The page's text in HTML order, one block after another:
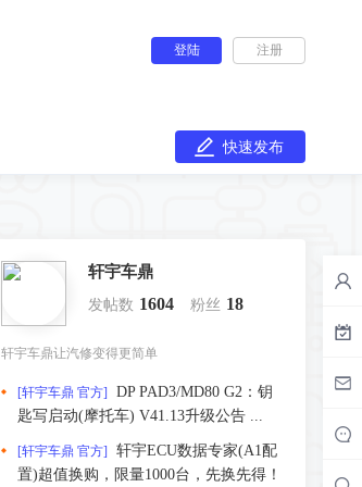
登陆 注册
快速发布
轩宇车鼎
发帖数 1604 粉丝 18
轩宇车鼎让汽修变得更简单
[轩宇车鼎 官方]
DP PAD3/MD80 G2：钥
匙写启动(摩托车) V41.13升级公告 ...
[轩宇车鼎 官方]
轩宇ECU数据专家(A1配
置)超值换购，限量1000台，先换先得！